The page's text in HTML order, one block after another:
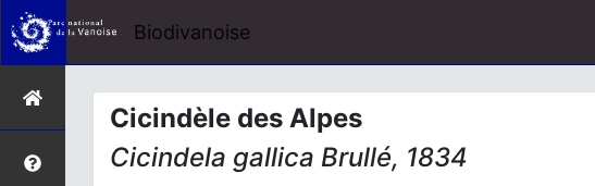
Biodivanoise
Cicindèle des Alpes
Cicindela gallica Brullé, 1834